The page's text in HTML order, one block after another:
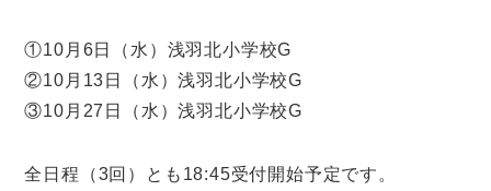
①10月6日（水）浅羽北小学校G
②10月13日（水）浅羽北小学校G
③10月27日（水）浅羽北小学校G
全日程（3回）とも18:45受付開始予定です。